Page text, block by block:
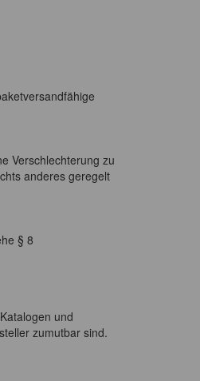
Verschlechterung zu
anderes geregelt
§ 8
und
zumutbar sind.